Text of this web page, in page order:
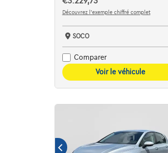
Découvrez l’exemple chiffré complet
SOCO
Comparer
Voir le véhicule